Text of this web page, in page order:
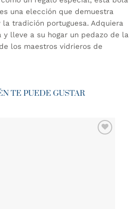
una elección que demuestra
tradición portuguesa. Adquiera
y lleve a su hogar un pedazo de la
los maestros vidrieros de
TE PUEDE GUSTAR